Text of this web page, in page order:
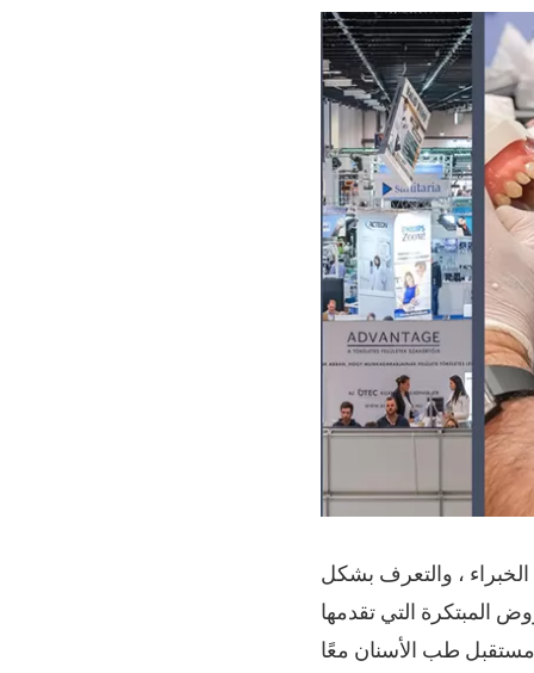
، والتعرف بشكل